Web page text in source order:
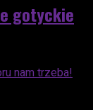
gotyckie